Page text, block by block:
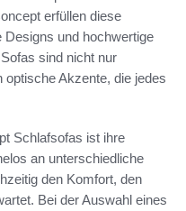
erfüllen diese
und hochwertige
sind nicht nur
optische Akzente, die jedes
Schlafsofas ist ihre
an unterschiedliche
den Komfort, den
Bei der Auswahl eines